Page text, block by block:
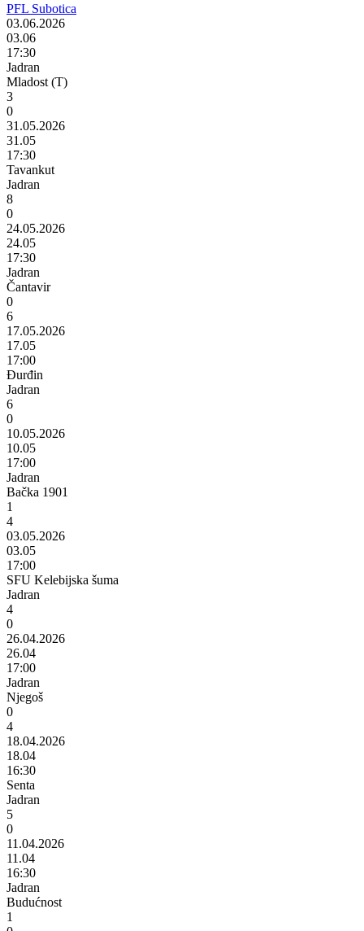
PFL Subotica
03.06.2026
03.06
17:30
Jadran
Mladost (T)
3
0
31.05.2026
31.05
17:30
Tavankut
Jadran
8
0
24.05.2026
24.05
17:30
Jadran
Čantavir
0
6
17.05.2026
17.05
17:00
Đurđin
Jadran
6
0
10.05.2026
10.05
17:00
Jadran
Bačka 1901
1
4
03.05.2026
03.05
17:00
SFU Kelebijska šuma
Jadran
4
0
26.04.2026
26.04
17:00
Jadran
Njegoš
0
4
18.04.2026
18.04
16:30
Senta
Jadran
5
0
11.04.2026
11.04
16:30
Jadran
Budućnost
1